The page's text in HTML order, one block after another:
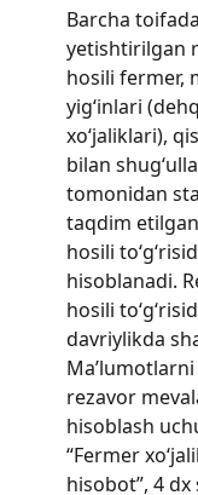
Barcha
yetishtirilgan
hosili fermer,
yig‘inlari
xo‘jaliklari),
bilan
tomonidan
taqdim
hosili
hisoblanadi.
hosili
davriylikda
rezavor
hisoblash
“Fermer
hisobot”, 4